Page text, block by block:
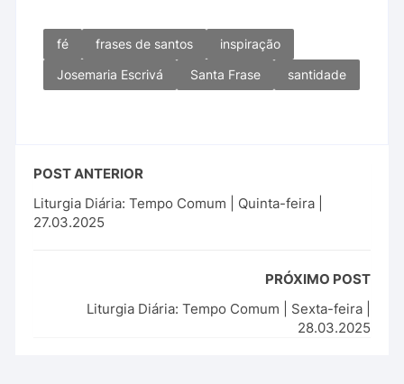
fé frases de santos
inspiração
Josemaria Escrivá
Santa Frase santidade
POST ANTERIOR
Liturgia Diária: Tempo Comum | Quinta-feira |
27.03.2025
PRÓXIMO POST
Liturgia Diária: Tempo Comum | Sexta-feira |
28.03.2025